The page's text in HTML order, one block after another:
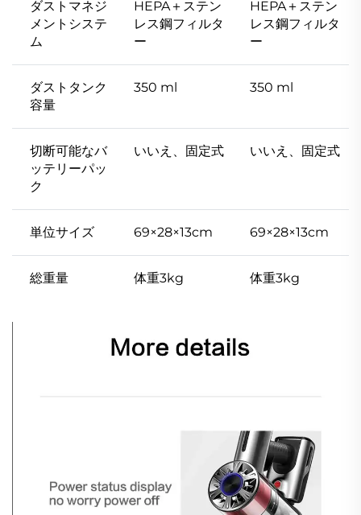
ダストマネジ
メントシステ
ム
HEPA＋ステン
レス鋼フィルタ
ー
HEPA＋ステン
レス鋼フィルタ
ー
ダストタンク
容量
350 ml 350 ml
切断可能なバ
ッテリーパッ
ク
いいえ、固定式 いいえ、固定式
単位サイズ 69×28×13cm 69×28×13cm
総重量 体重3kg 体重3kg